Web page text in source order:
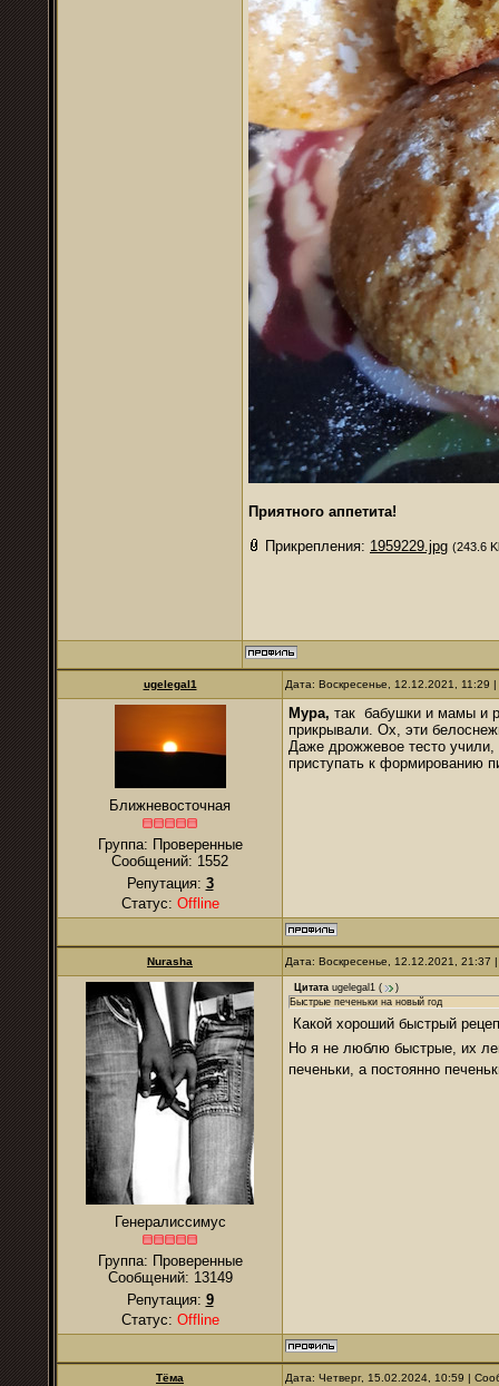
Приятного аппетита!
Прикрепления: 1959229.jpg (243.6
ugelegal1 Дата: Воскресенье, 12.12.2021,
Ближневосточная
Группа: Проверенные
Сообщений: 1552
Репутация: 3
Статус: Offline
Мура, так бабушки и мамы и
прикрывали. Ох, эти
Даже дрожжевое тесто
приступать к формированию
Nurаsha Дата: Воскресенье, 12.12.2021,
Генералиссимус
Группа: Проверенные
Сообщений: 13149
Репутация: 9
Статус: Offline
Цитата ugelegal1 (
)
Быстрые печеньки на новый год
Какой хороший быстрый
Но я не люблю быстрые, их
печеньки, а постоянно
Тёма Дата: Четверг, 15.02.2024, 10:59 |